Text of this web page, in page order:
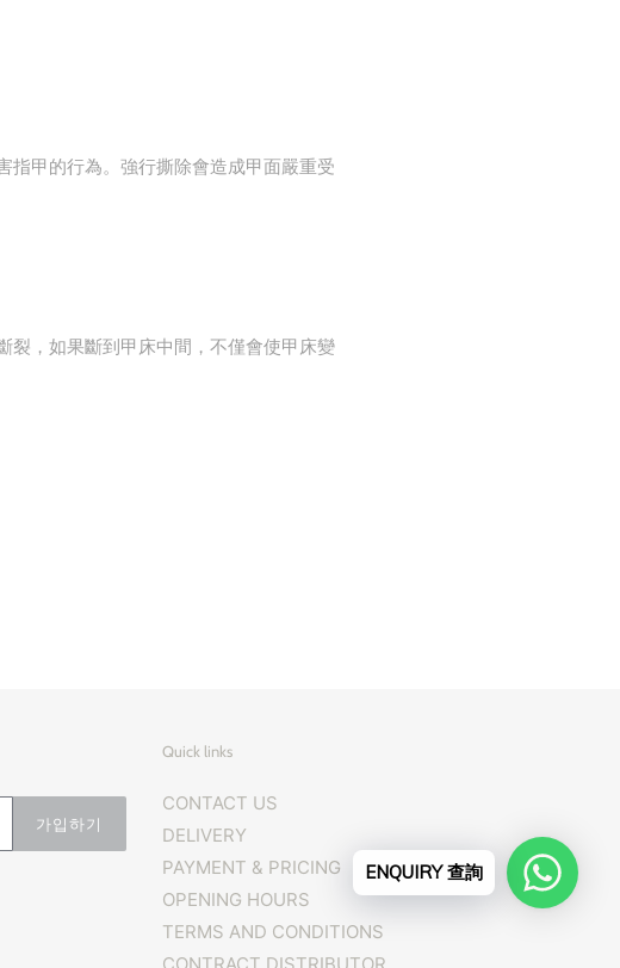
指甲的行為。強行撕除會造成甲面嚴重受
裂，如果斷到甲床中間，不僅會使甲床變
가입하기
Quick links
CONTACT US
DELIVERY
PAYMENT & PRICING
OPENING HOURS
TERMS AND CONDITIONS
ENQUIRY 查詢